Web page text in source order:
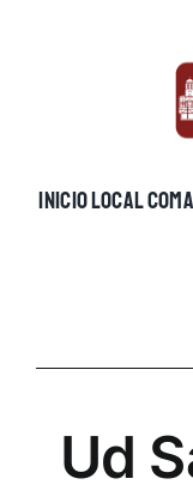
INICIOLOCAL
Ud